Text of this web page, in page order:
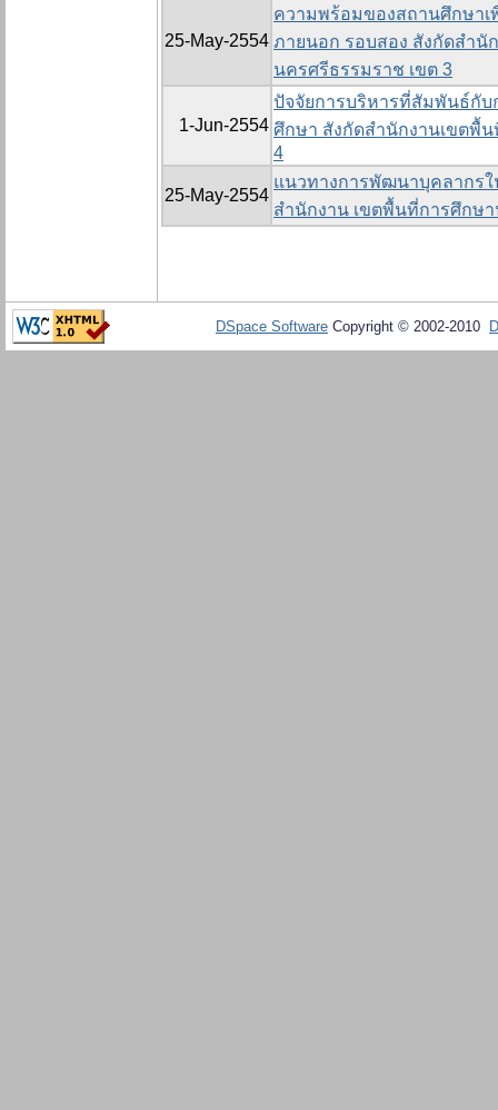
25-May-2554
ความพร้อมของสถานศึกษา
ภายนอก รอบสอง สังกัดสำนั
นครศรีธรรมราช เขต 3
1-Jun-2554
ปัจจัยการบริหารที่สัมพันธ์กั
ศึกษา สังกัดสำนักงานเขตพื้
4
25-May-2554
แนวทางการพัฒนาบุคลากร
สำนักงาน เขตพื้นที่การศึกษ
DSpace Software Copyright © 2002-2010